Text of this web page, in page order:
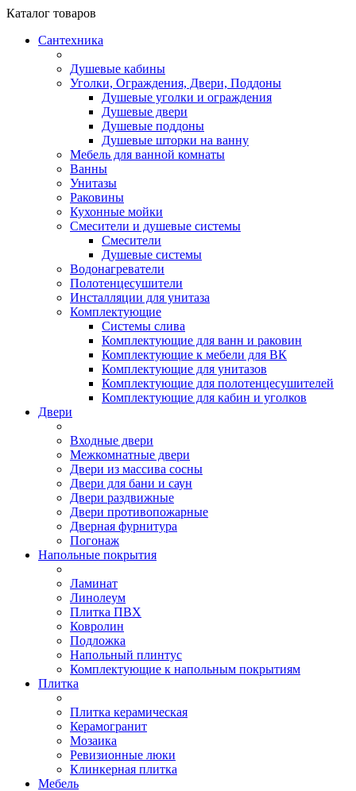
Каталог товаров
Сантехника
Душевые кабины
Уголки, Ограждения, Двери, Поддоны
Душевые уголки и ограждения
Душевые двери
Душевые поддоны
Душевые шторки на ванну
Мебель для ванной комнаты
Ванны
Унитазы
Раковины
Кухонные мойки
Смесители и душевые системы
Смесители
Душевые системы
Водонагреватели
Полотенцесушители
Инсталляции для унитаза
Комплектующие
Системы слива
Комплектующие для ванн и раковин
Комплектующие к мебели для ВК
Комплектующие для унитазов
Комплектующие для полотенцесушителей
Комплектующие для кабин и уголков
Двери
Входные двери
Межкомнатные двери
Двери из массива сосны
Двери для бани и саун
Двери раздвижные
Двери противопожарные
Дверная фурнитура
Погонаж
Напольные покрытия
Ламинат
Линолеум
Плитка ПВХ
Ковролин
Подложка
Напольный плинтус
Комплектующие к напольным покрытиям
Плитка
Плитка керамическая
Керамогранит
Мозаика
Ревизионные люки
Клинкерная плитка
Мебель